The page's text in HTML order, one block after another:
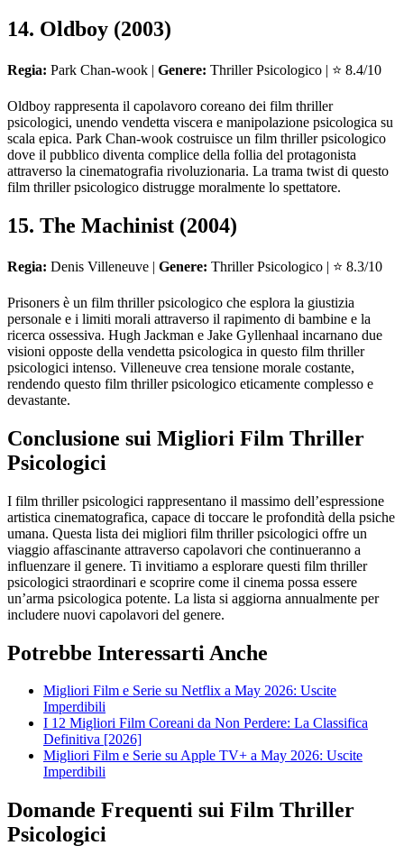
14. Oldboy (2003)
Regia: Park Chan-wook | Genere: Thriller Psicologico | ⭐ 8.4/10
Oldboy rappresenta il capolavoro coreano dei film thriller
psicologici, unendo vendetta viscera e manipolazione psicologica su
scala epica. Park Chan-wook costruisce un film thriller psicologico
dove il pubblico diventa complice della follia del protagonista
attraverso la cinematografia rivoluzionaria. La trama twist di questo
film thriller psicologico distrugge moralmente lo spettatore.
15. The Machinist (2004)
Regia: Denis Villeneuve | Genere: Thriller Psicologico | ⭐ 8.3/10
Prisoners è un film thriller psicologico che esplora la giustizia
personale e i limiti morali attraverso il rapimento di bambine e la
ricerca ossessiva. Hugh Jackman e Jake Gyllenhaal incarnano due
visioni opposte della vendetta psicologica in questo film thriller
psicologici intenso. Villeneuve crea tensione morale costante,
rendendo questo film thriller psicologico eticamente complesso e
devastante.
Conclusione sui Migliori Film Thriller
Psicologici
I film thriller psicologici rappresentano il massimo dell’espressione
artistica cinematografica, capace di toccare le profondità della psiche
umana. Questa lista dei migliori film thriller psicologici offre un
viaggio affascinante attraverso capolavori che continueranno a
influenzare il genere. Ti invitiamo a esplorare questi film thriller
psicologici straordinari e scoprire come il cinema possa essere
un’arma psicologica potente. La lista si aggiorna annualmente per
includere nuovi capolavori del genere.
Potrebbe Interessarti Anche
Migliori Film e Serie su Netflix a May 2026: Uscite
Imperdibili
I 12 Migliori Film Coreani da Non Perdere: La Classifica
Definitiva [2026]
Migliori Film e Serie su Apple TV+ a May 2026: Uscite
Imperdibili
Domande Frequenti sui Film Thriller
Psicologici